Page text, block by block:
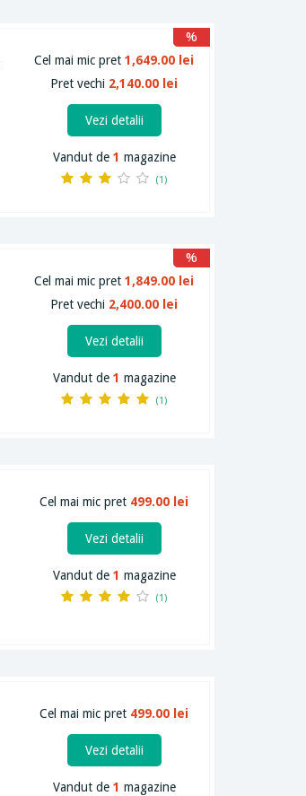
Cel mai mic pret1,649.00 lei
Pret vechi 2,140.00 lei
%
Vezi detalii
Vandut de 1 magazine
(1)
Cel mai mic pret1,849.00 lei
Pret vechi 2,400.00 lei
%
Vezi detalii
Vandut de 1 magazine
(1)
Cel mai mic pret 499.00 lei
Vezi detalii
Vandut de 1 magazine
(1)
Cel mai mic pret 499.00 lei
Vezi detalii
Vandut de 1 magazine